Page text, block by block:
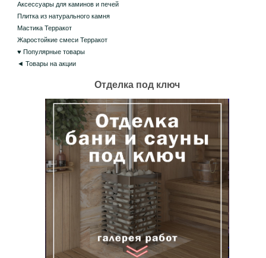
Аксессуары для каминов и печей
Плитка из натурального камня
Мастика Терракот
Жаростойкие смеси Терракот
♥ Популярные товары
◄ Товары на акции
Отделка под ключ